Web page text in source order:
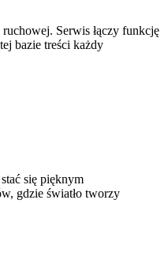
Serwis łączy funkcję
bazie treści każdy
się pięknym
gdzie światło tworzy